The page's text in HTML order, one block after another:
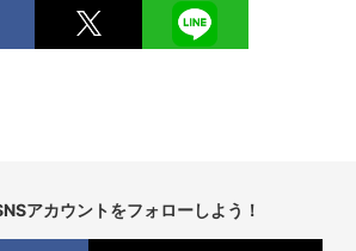
アカウントをフォローしよう！